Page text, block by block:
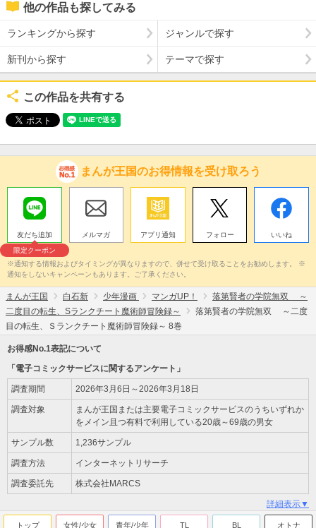
他の作品も探してみる
ランキングから探す ジャンルで探す
新刊から探す テーマで探す
この作品を共有する
まんが王国のお得情報を受け取ろう
友だち追加
限定クーポン
メルマガ アプリ通知 フォロー いいね
※通知する情報およびタイミングが異なりますので、併せて受け取ることをお勧めします。 ※
通知をしないキャンペーンもあります。ご了承ください。
まんが王国 白石新 少年漫画 マンガUP！
落第賢者の学院無双 ～
二度目の転生、Sランクチート魔術師冒険録～
落第賢者の学院無双 ～二度
目の転生、Ｓランクチート魔術師冒険録～ 8巻
お得感No.1表記について
「電子コミックサービスに関するアンケート」
調査期間 2026年3月6日～2026年3月18日
調査対象
まんが王国または主要電子コミックサービスのうちいずれか
をメイン且つ有料で利用している20歳～69歳の男女
サンプル数 1,236サンプル
調査方法 インターネットリサーチ
調査委託先 株式会社MARCS
詳細表示▼
トップ 女性/少女 青年/少年 TL BL オトナ